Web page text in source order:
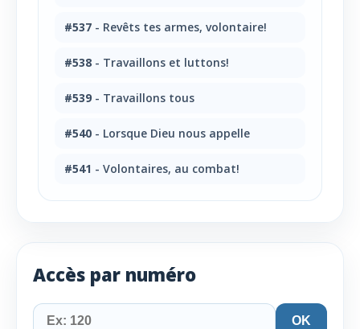
Accès par numéro
OK
#537 - Revêts tes armes, volontaire!
#538 - Travaillons et luttons!
#539 - Travaillons tous
#540 - Lorsque Dieu nous appelle
#541 - Volontaires, au combat!